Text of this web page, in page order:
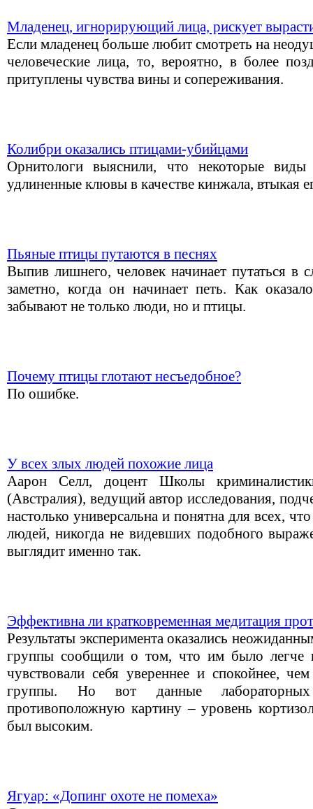
Младенец, игнорирующий лица, рискует
Если младенец больше любит смотреть на
человеческие лица, то, вероятно, в более
притуплены чувства вины и сопереживания.
Колибри оказались птицами-убийцами
Орнитологи выяснили, что некоторые
удлиненные клювы в качестве кинжала, втыкая
Пьяные птицы путаются в песнях
Выпив лишнего, человек начинает путаться в
заметно, когда он начинает петь. Как
забывают не только люди, но и птицы.
Почему птицы глотают несъедобное?
По ошибке.
У всех злых людей похожие лица
Аарон Селл, доцент Школы
(Австралия), ведущий автор исследования,
настолько универсальна и понятна для всех,
людей, никогда не видевших подобного
выглядит именно так.
Эффективна ли кратковременная медитация
Результаты эксперимента оказались
группы сообщили о том, что им было легче
чувствовали себя увереннее и спокойнее,
группы. Но вот данные лабораторных
противоположную картину – уровень
был высоким.
Ягуар: «Допинг охоте не помеха»